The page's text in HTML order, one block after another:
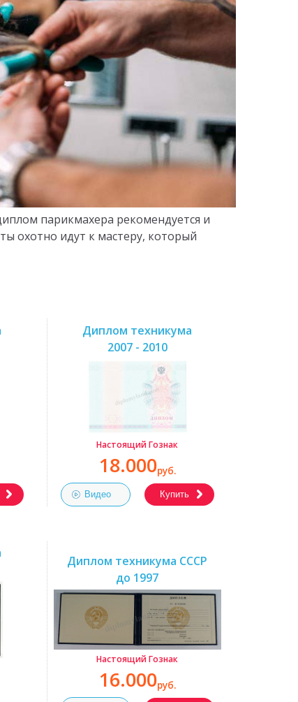
парикмахера рекомендуется и
охотно идут к мастеру, который
Диплом техникума
2007 - 2010
Настоящий Гознак
18.000руб.
Видео Купить
Диплом техникума СССР
до 1997
Настоящий Гознак
16.000руб.